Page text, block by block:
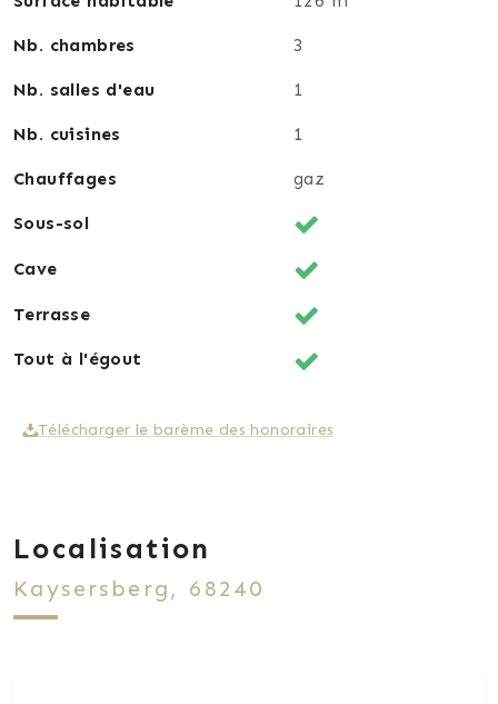
Nb. chambres 3
Nb. salles d'eau 1
Nb. cuisines 1
Chauffages gaz
Sous-sol
Cave
Terrasse
Tout à l'égout
Télécharger le barème des honoraires
Localisation
Kaysersberg, 68240